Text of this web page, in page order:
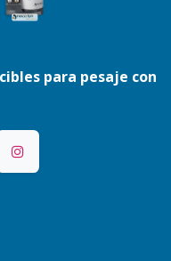
para pesaje con